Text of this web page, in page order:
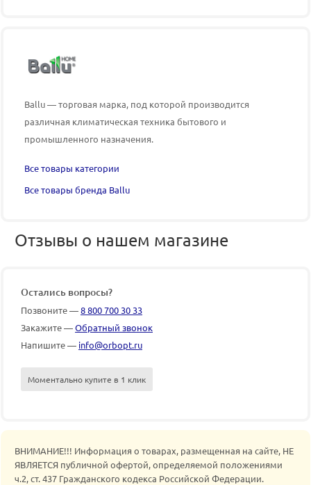
Ballu — торговая марка, под которой производится
различная климатическая техника бытового и
промышленного назначения.
Все товары категории
Все товары бренда Ballu
Отзывы о нашем магазине
Остались вопросы?
Позвоните —8 800 700 30 33
Закажите —Обратный звонок
Напишите — info@orbopt.ru
Моментально купите в 1 клик
ВНИМАНИЕ!!! Информация о товарах, размещенная на сайте, НЕ
ЯВЛЯЕТСЯ публичной офертой, определяемой положениями
ч.2, ст. 437 Гражданского кодекса Российской Федерации.